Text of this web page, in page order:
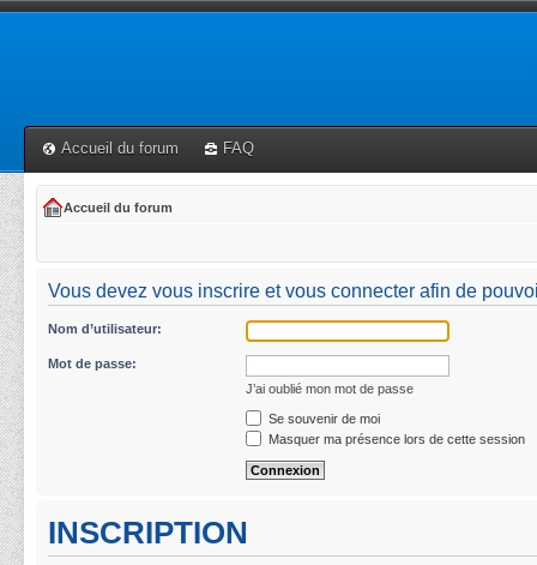
Accueil du forum FAQ
Accueil du forum
Vous devez vous inscrire et vous connecter afin de
Nom d’utilisateur:
Mot de passe:
J’ai oublié mon mot de passe
Se souvenir de moi
Masquer ma présence lors de cette session
INSCRIPTION